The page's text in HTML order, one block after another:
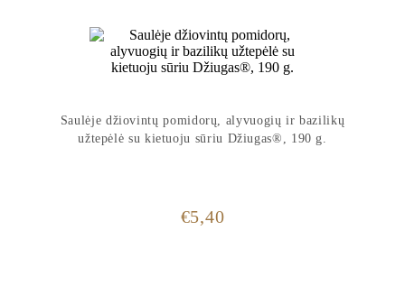
Saulėje džiovintų pomidorų, alyvuogių ir bazilikų
užtepėlė su kietuoju sūriu Džiugas®, 190 g.
€5,40